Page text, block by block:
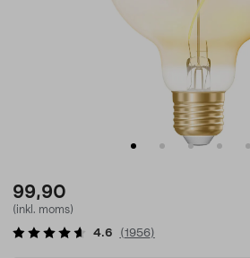
99,90
(inkl. moms)
4.6 (1956)